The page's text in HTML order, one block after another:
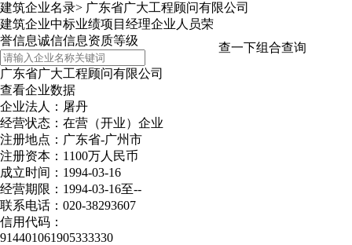
建筑企业名录> 广东省广大工程顾问有限公司
建筑企业中标业绩项目经理企业人员荣
誉信息诚信信息资质等级 查一下组合查询
广东省广大工程顾问有限公司
查看企业数据
企业法人：屠丹
经营状态：在营（开业）企业
注册地点：广东省-广州市
注册资本：1100万人民币
成立时间：1994-03-16
经营期限：1994-03-16至--
联系电话：020-38293607
信用代码：
914401061905333330